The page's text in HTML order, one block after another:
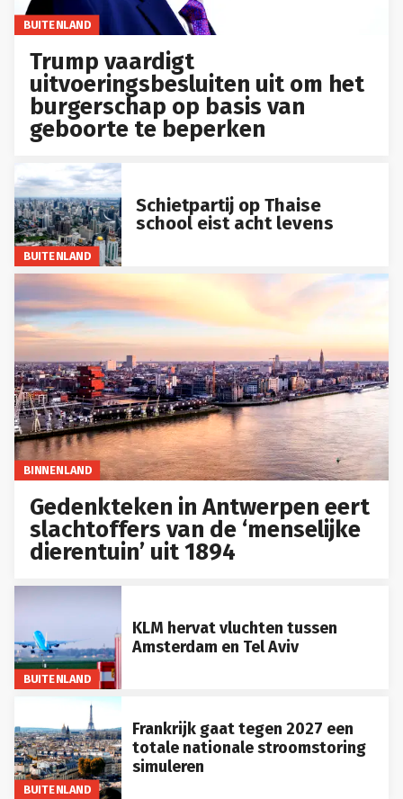
BUITENLAND
Trump vaardigt
uitvoeringsbesluiten uit om het
burgerschap op basis van
geboorte te beperken
BUITENLAND
Schietpartij op Thaise
school eist acht levens
BINNENLAND
Gedenkteken in Antwerpen eert
slachtoffers van de ‘menselijke
dierentuin’ uit 1894
BUITENLAND
KLM hervat vluchten tussen
Amsterdam en Tel Aviv
BUITENLAND
Frankrijk gaat tegen 2027 een
totale nationale stroomstoring
simuleren